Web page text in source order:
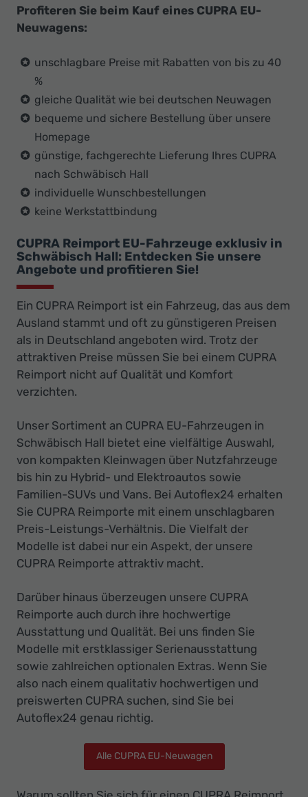
Profiteren Sie beim Kauf eines CUPRA EU-
Neuwagens:
unschlagbare Preise mit Rabatten von bis zu 40
%
gleiche Qualität wie bei deutschen Neuwagen
bequeme und sichere Bestellung über unsere
Homepage
günstige, fachgerechte Lieferung Ihres CUPRA
nach Schwäbisch Hall
individuelle Wunschbestellungen
keine Werkstattbindung
CUPRA Reimport EU-Fahrzeuge exklusiv in
Schwäbisch Hall: Entdecken Sie unsere
Angebote und profitieren Sie!
Ein CUPRA Reimport ist ein Fahrzeug, das aus dem
Ausland stammt und oft zu günstigeren Preisen
als in Deutschland angeboten wird. Trotz der
attraktiven Preise müssen Sie bei einem CUPRA
Reimport nicht auf Qualität und Komfort
verzichten.
Unser Sortiment an CUPRA EU-Fahrzeugen in
Schwäbisch Hall bietet eine vielfältige Auswahl,
von kompakten Kleinwagen über Nutzfahrzeuge
bis hin zu Hybrid- und Elektroautos sowie
Familien-SUVs und Vans. Bei Autoflex24 erhalten
Sie CUPRA Reimporte mit einem unschlagbaren
Preis-Leistungs-Verhältnis. Die Vielfalt der
Modelle ist dabei nur ein Aspekt, der unsere
CUPRA Reimporte attraktiv macht.
Darüber hinaus überzeugen unsere CUPRA
Reimporte auch durch ihre hochwertige
Ausstattung und Qualität. Bei uns finden Sie
Modelle mit erstklassiger Serienausstattung
sowie zahlreichen optionalen Extras. Wenn Sie
also nach einem qualitativ hochwertigen und
preiswerten CUPRA suchen, sind Sie bei
Autoflex24 genau richtig.
Alle CUPRA EU-Neuwagen